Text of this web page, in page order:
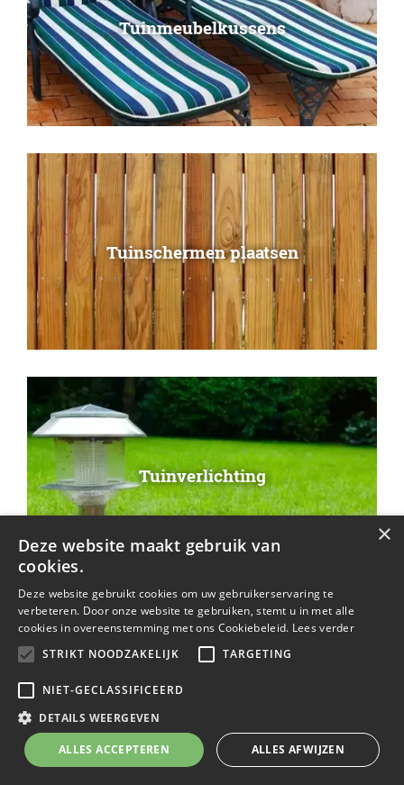
Tuinmeubelkussens
Tuinschermen plaatsen
Tuinverlichting
Vaste planten
×
Deze website maakt gebruik van
cookies.
Deze website gebruikt cookies om uw gebruikerservaring te
verbeteren. Door onze website te gebruiken, stemt u in met alle
cookies in overeenstemming met ons Cookiebeleid. Lees verder
STRIKT NOODZAKELIJK
TARGETING
NIET-GECLASSIFICEERD
DETAILS WEERGEVEN
ALLES ACCEPTEREN ALLES AFWIJZEN